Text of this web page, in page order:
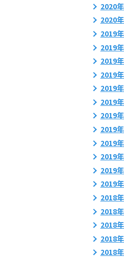
2020
2020
2019
2019
2019
2019
2019
2019
2019
2019
2019
2019
2019
2019
2018
2018
2018
2018
2018